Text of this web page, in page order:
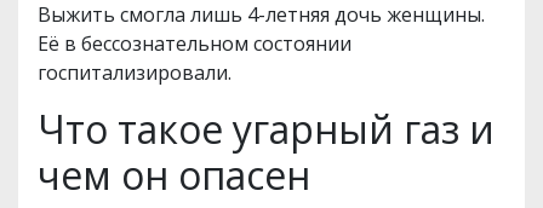
Выжить смогла лишь 4-летняя дочь женщины.
Её в бессознательном состоянии
госпитализировали.
Что такое угарный газ и
чем он опасен